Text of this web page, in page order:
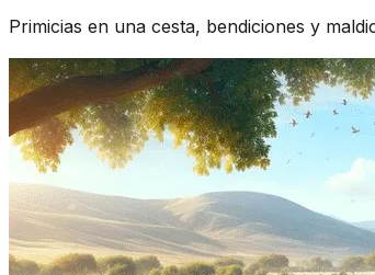
Primicias en una cesta, bendiciones y